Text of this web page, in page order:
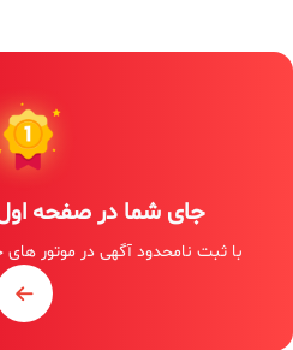
جای شما در صفحه
با ثبت نامحدود آگهی در موتور